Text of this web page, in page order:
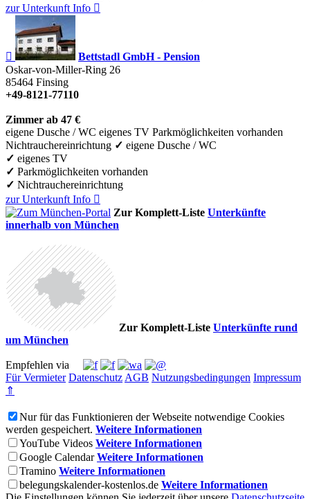
zur Unterkunft Info 

Bettstadl GmbH - Pension
Oskar-von-Miller-Ring 26
85464 Finsing
+49-8121-77110
Zimmer ab 47 €
eigene Dusche / WC eigenes TV Parkmöglichkeiten vorhanden
Nichtrauchereinrichtung ✓ eigene Dusche / WC
✓ eigenes TV
✓ Parkmöglichkeiten vorhanden
✓ Nichtrauchereinrichtung
zur Unterkunft Info 
Zur Komplett-Liste Unterkünfte
innerhalb von München
Zur Komplett-Liste Unterkünfte rund
um München
Empfehlen via
Für Vermieter Datenschutz AGB Nutzungsbedingungen Impressum
⇑
Nur für das Funktionieren der Webseite notwendige Cookies
werden gespeichert. Weitere Informationen
YouTube Videos Weitere Informationen
Google Calendar Weitere Informationen
Tramino Weitere Informationen
belegungskalender-kostenlos.de Weitere Informationen